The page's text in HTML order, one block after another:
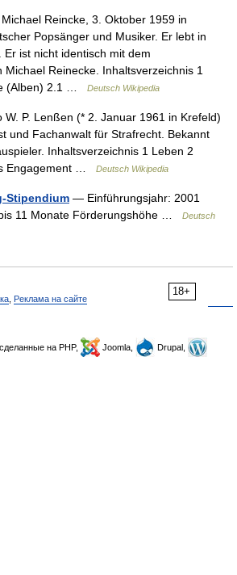
Reincke, 3. Oktober 1959 in
Popsänger und Musiker. Er lebt in
ist nicht identisch mit dem
Michael Reinecke. Inhaltsverzeichnis 1
(Alben) 2.1 …
Deutsch Wikipedia
P. Lenßen (* 2. Januar 1961 in Krefeld)
und Fachanwalt für Strafrecht. Bekannt
Inhaltsverzeichnis 1 Leben 2
Engagement …
Deutsch Wikipedia
Stipendium — Einführungsjahr: 2001
11 Monate Förderungshöhe …
Deutsch
18+
Реклама на сайте
, сделанные на PHP, Joomla,
Drupal,